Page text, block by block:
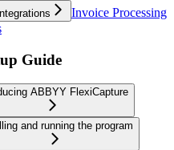
Invoice Processing
Guide
ABBYY FlexiCapture
and running the program